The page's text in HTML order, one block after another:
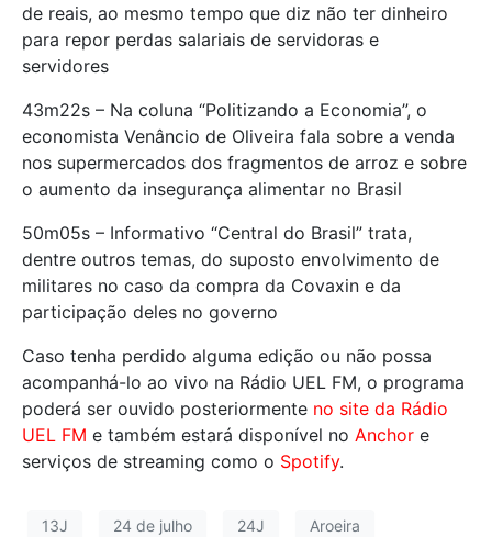
de reais, ao mesmo tempo que diz não ter dinheiro
para repor perdas salariais de servidoras e
servidores
43m22s – Na coluna “Politizando a Economia”, o
economista Venâncio de Oliveira fala sobre a venda
nos supermercados dos fragmentos de arroz e sobre
o aumento da insegurança alimentar no Brasil
50m05s – Informativo “Central do Brasil” trata,
dentre outros temas, do suposto envolvimento de
militares no caso da compra da Covaxin e da
participação deles no governo
Caso tenha perdido alguma edição ou não possa
acompanhá-lo ao vivo na Rádio UEL FM, o programa
poderá ser ouvido posteriormente no site da Rádio
UEL FM e também estará disponível no Anchor e
serviços de streaming como o Spotify.
13J 24 de julho 24J Aroeira